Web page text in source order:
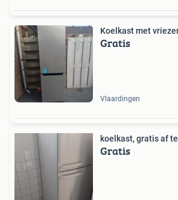
Koelkast met
Gratis
Vlaardingen
koelkast, gratis af
Gratis